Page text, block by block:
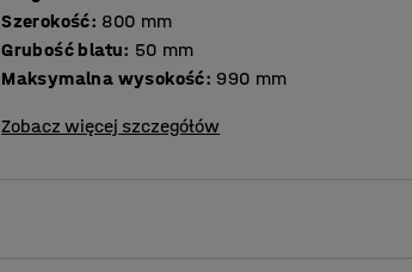
Szerokość: 800 mm
Grubość blatu: 50 mm
Maksymalna wysokość: 990 mm
Zobacz więcej szczegółów